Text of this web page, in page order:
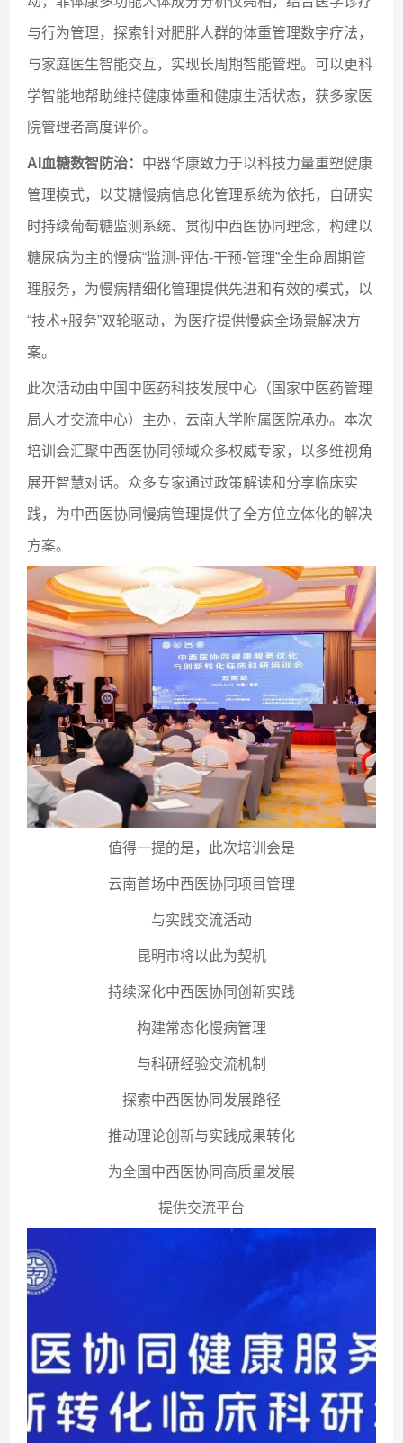
与行为管理，探索针对肥胖人群的体重管理数字疗法，
与家庭医生智能交互，实现长周期智能管理。可以更科
学智能地帮助维持健康体重和健康生活状态，获多家医
院管理者高度评价。
AI血糖数智防治： 中器华康致力于以科技力量重塑健康
管理模式，以艾糖慢病信息化管理系统为依托，自研实
时持续葡萄糖监测系统、贯彻中西医协同理念，构建以
糖尿病为主的慢病“监测-评估-干预-管理”全生命周期管
理服务，为慢病精细化管理提供先进和有效的模式，以
“技术+服务”双轮驱动，为医疗提供慢病全场景解决方
案。
此次活动由中国中医药科技发展中心（国家中医药管理
局人才交流中心）主办，云南大学附属医院承办。本次
培训会汇聚中西医协同领域众多权威专家，以多维视角
展开智慧对话。众多专家通过政策解读和分享临床实
践，为中西医协同慢病管理提供了全方位立体化的解决
方案。
值得一提的是，此次培训会是
云南首场中西医协同项目管理
与实践交流活动
昆明市将以此为契机
持续深化中西医协同创新实践
构建常态化慢病管理
与科研经验交流机制
探索中西医协同发展路径
推动理论创新与实践成果转化
为全国中西医协同高质量发展
提供交流平台